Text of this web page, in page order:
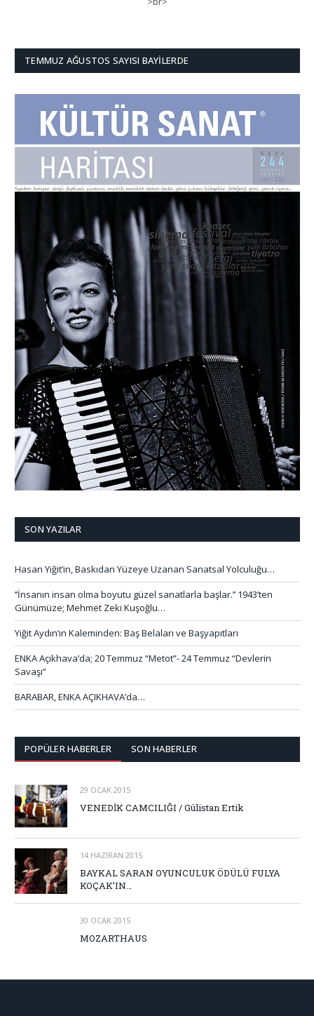
TEMMUZ AĞUSTOS SAYISI BAYILERDE
SON YAZILAR
Hasan Yiğit’in, Baskıdan Yüzeye Uzanan Sanatsal Yolculuğu…
‘’İnsanın insan olma boyutu güzel sanatlarla başlar.’’ 1943’ten
Günümüze; Mehmet Zeki Kuşoğlu…
Yiğit Aydın’ın Kaleminden: Baş Belaları ve Başyapıtları
ENKA Açıkhava’da; 20 Temmuz “Metot”- 24 Temmuz “Devlerin
Savaşı”
BARABAR, ENKA AÇIKHAVA’da…
POPÜLER HABERLER SON HABERLER
29 OCAK 2015
VENEDİK CAMCILIĞI / Gülistan Ertik
14 HAZIRAN 2015
BAYKAL SARAN OYUNCULUK ÖDÜLÜ FULYA
KOÇAK’IN…
30 OCAK 2015
MOZARTHAUS